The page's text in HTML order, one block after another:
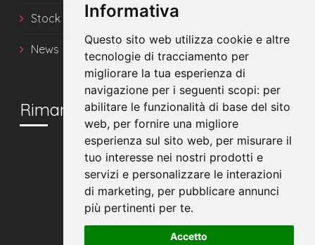
Informativa
Questo sito web utilizza cookie e altre
tecnologie di tracciamento per
migliorare la tua esperienza di
navigazione per i seguenti scopi: per
abilitare le funzionalità di base del sito
web, per fornire una migliore
esperienza sul sito web, per misurare il
tuo interesse nei nostri prodotti e
servizi e personalizzare le interazioni
di marketing, per pubblicare annunci
più pertinenti per te.
Accetto
Stock
News
Rimani in contatto